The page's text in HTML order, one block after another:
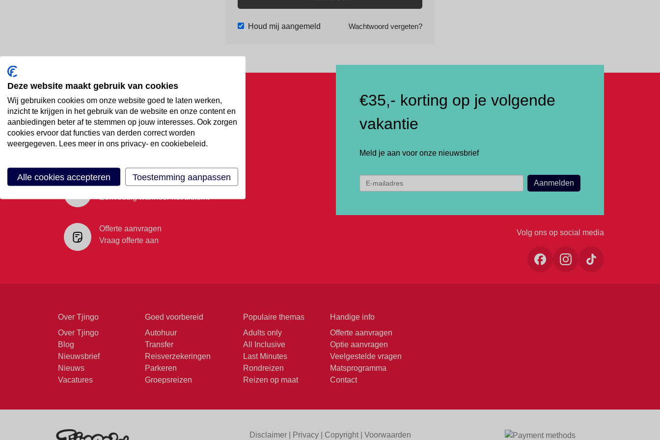
Houd mij aangemeld Wachtwoord vergeten?
Bel ons
088 66 55 999
Mail ons
Maak een afspraak
Eenvoudig wanneer het uitkomt
Offerte aanvragen
Vraag offerte aan
€35,- korting op je volgende
vakantie
Meld je aan voor onze nieuwsbrief
Volg ons op social media
Over Tjingo
Over Tjingo
Blog
Nieuwsbrief
Nieuws
Vacatures
Goed voorbereid
Autohuur
Transfer
Reisverzekeringen
Parkeren
Groepsreizen
Populaire themas
Adults only
All Inclusive
Last Minutes
Rondreizen
Reizen op maat
Handige info
Offerte aanvragen
Optie aanvragen
Veelgestelde vragen
Matsprogramma
Contact
Disclaimer| Privacy| Copyright| Voorwaarden
Deze website maakt gebruik van cookies
Wij gebruiken cookies om onze website goed te laten werken,
inzicht te krijgen in het gebruik van de website en onze content en
aanbiedingen beter af te stemmen op jouw interesses. Ook zorgen
cookies ervoor dat functies van derden correct worden
weergegeven. Lees meer in ons privacy- en cookiebeleid.
Alle cookies accepteren Toestemming aanpassen